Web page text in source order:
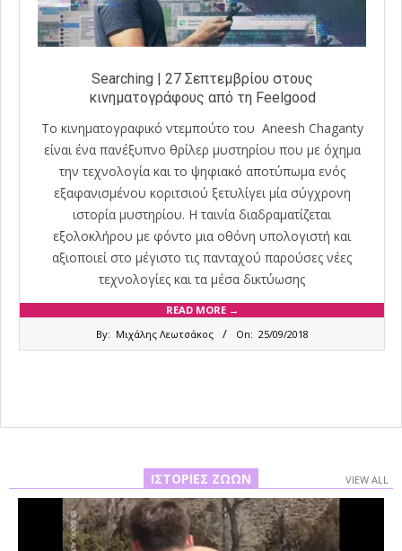
Searching | 27 Σεπτεμβρίου στους
κινηματογράφους από τη Feelgood
Το κινηματογραφικό ντεμπούτο του Aneesh Chaganty
είναι ένα πανέξυπνο θρίλερ μυστηρίου που με όχημα
την τεχνολογία και το ψηφιακό αποτύπωμα ενός
εξαφανισμένου κοριτσιού ξετυλίγει μία σύγχρονη
ιστορία μυστηρίου. Η ταινία διαδραματίζεται
εξολοκλήρου με φόντο μια οθόνη υπολογιστή και
αξιοποιεί στο μέγιστο τις πανταχού παρούσες νέες
τεχνολογίες και τα μέσα δικτύωσης
READ MORE →
By: Μιχάλης Λεωτσάκος On: 25/09/2018
ΙΣΤΟΡΊΕΣ ΖΏΩΝ VIEW ALL